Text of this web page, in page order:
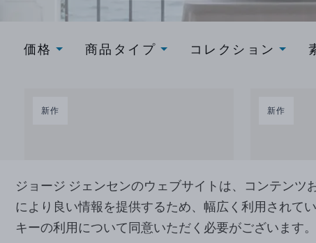
価格 商品タイプ コレクション
ジョージ ジェンセンのウェブサイトは、コンテン
により良い情報を提供するため、幅広く利用されて
キーの利用について同意いただく必要がございます。